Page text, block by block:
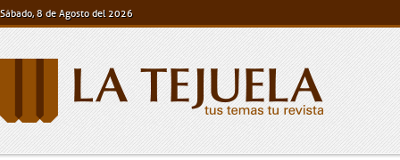
Sábado, 8 de Agosto del 2026